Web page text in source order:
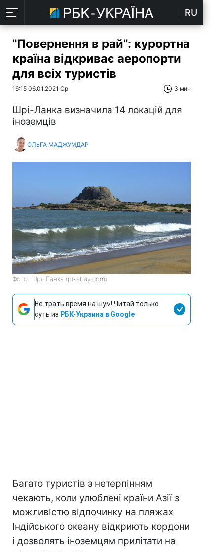
RU
"Повернення в рай": курортна
країна відкриває аеропорти
для всіх туристів
16:15 06.01.2021 Ср 3 мин
Шрі-Ланка визначила 14 локацій для
іноземців
ОЛЬГА МАДЖУМДАР
Фото: Шрі-Ланка (pixabay.com)
Не трать время на шум! Читай только
суть из РБК-Украина в Google
Багато туристів з нетерпінням
чекають, коли улюблені країни Азії з
можливістю відпочинку на пляжах
Індійського океану відкриють кордони
і дозволять іноземцям прилітати на